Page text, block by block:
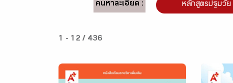
ค้นหาละเอียด : หลักสูตรปฐมวัย
1 - 12 / 436